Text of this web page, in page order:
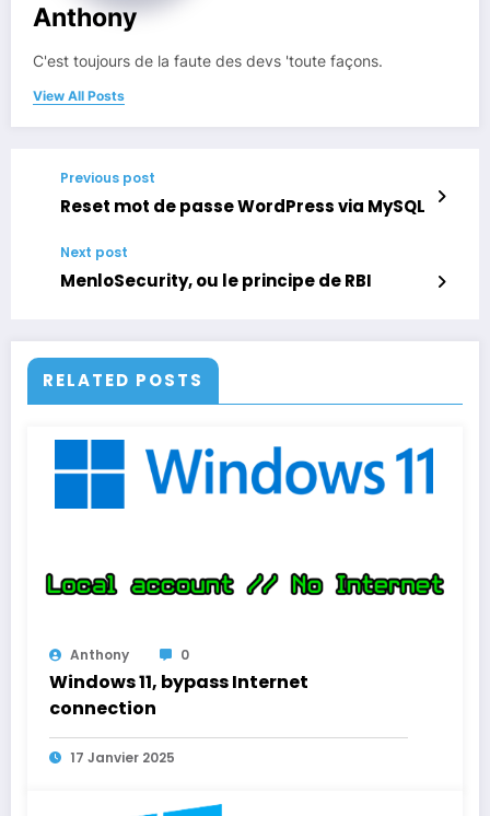
Anthony
C'est toujours de la faute des devs 'toute façons.
View All Posts
Previous post
Reset mot de passe WordPress via MySQL
Next post
MenloSecurity, ou le principe de RBI
RELATED POSTS
Anthony 0
Windows 11, bypass Internet
connection
17 Janvier 2025